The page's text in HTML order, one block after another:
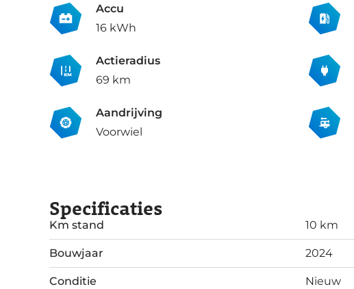
Accu
16 kWh
Actieradius
69 km
Aandrijving
Voorwiel
Specificaties
Km stand 10 km
Bouwjaar 2024
Conditie Nieuw